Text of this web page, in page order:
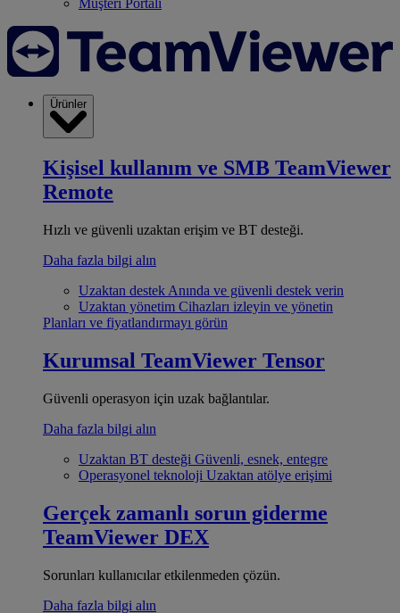
Ürünler
Kişisel kullanım ve SMB TeamViewer
Remote
Hızlı ve güvenli uzaktan erişim ve BT desteği.
Daha fazla bilgi alın
Uzaktan destek Anında ve güvenli destek verin
Uzaktan yönetim Cihazları izleyin ve yönetin
Planları ve fiyatlandırmayı görün
Kurumsal TeamViewer Tensor
Güvenli operasyon için uzak bağlantılar.
Daha fazla bilgi alın
Uzaktan BT desteği Güvenli, esnek, entegre
Operasyonel teknoloji Uzaktan atölye erişimi
Gerçek zamanlı sorun giderme
TeamViewer DEX
Sorunları kullanıcılar etkilenmeden çözün.
Daha fazla bilgi alın